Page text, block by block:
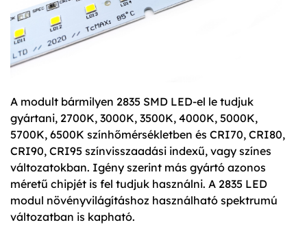
A modult bármilyen 2835 SMD LED-el le tudjuk
gyártani, 2700K, 3000K, 3500K, 4000K, 5000K,
5700K, 6500K színhőmérsékletben és CRI70, CRI80,
CRI90, CRI95 színvisszaadási indexű, vagy színes
változatokban. Igény szerint más gyártó azonos
méretű chipjét is fel tudjuk használni. A 2835 LED
modul növényvilágításhoz használható spektrumú
változatban is kapható.